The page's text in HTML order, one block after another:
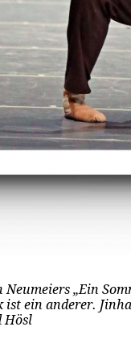
Neumeiers „Ein
ist ein anderer.
Hösl